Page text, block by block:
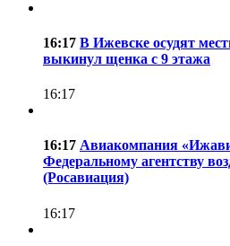
16:17 В Ижевске осудят
выкинул щенка с 9 этажа
16:17
16:17 Авиакомпания
Федеральному агентству
(Росавиация)
16:17